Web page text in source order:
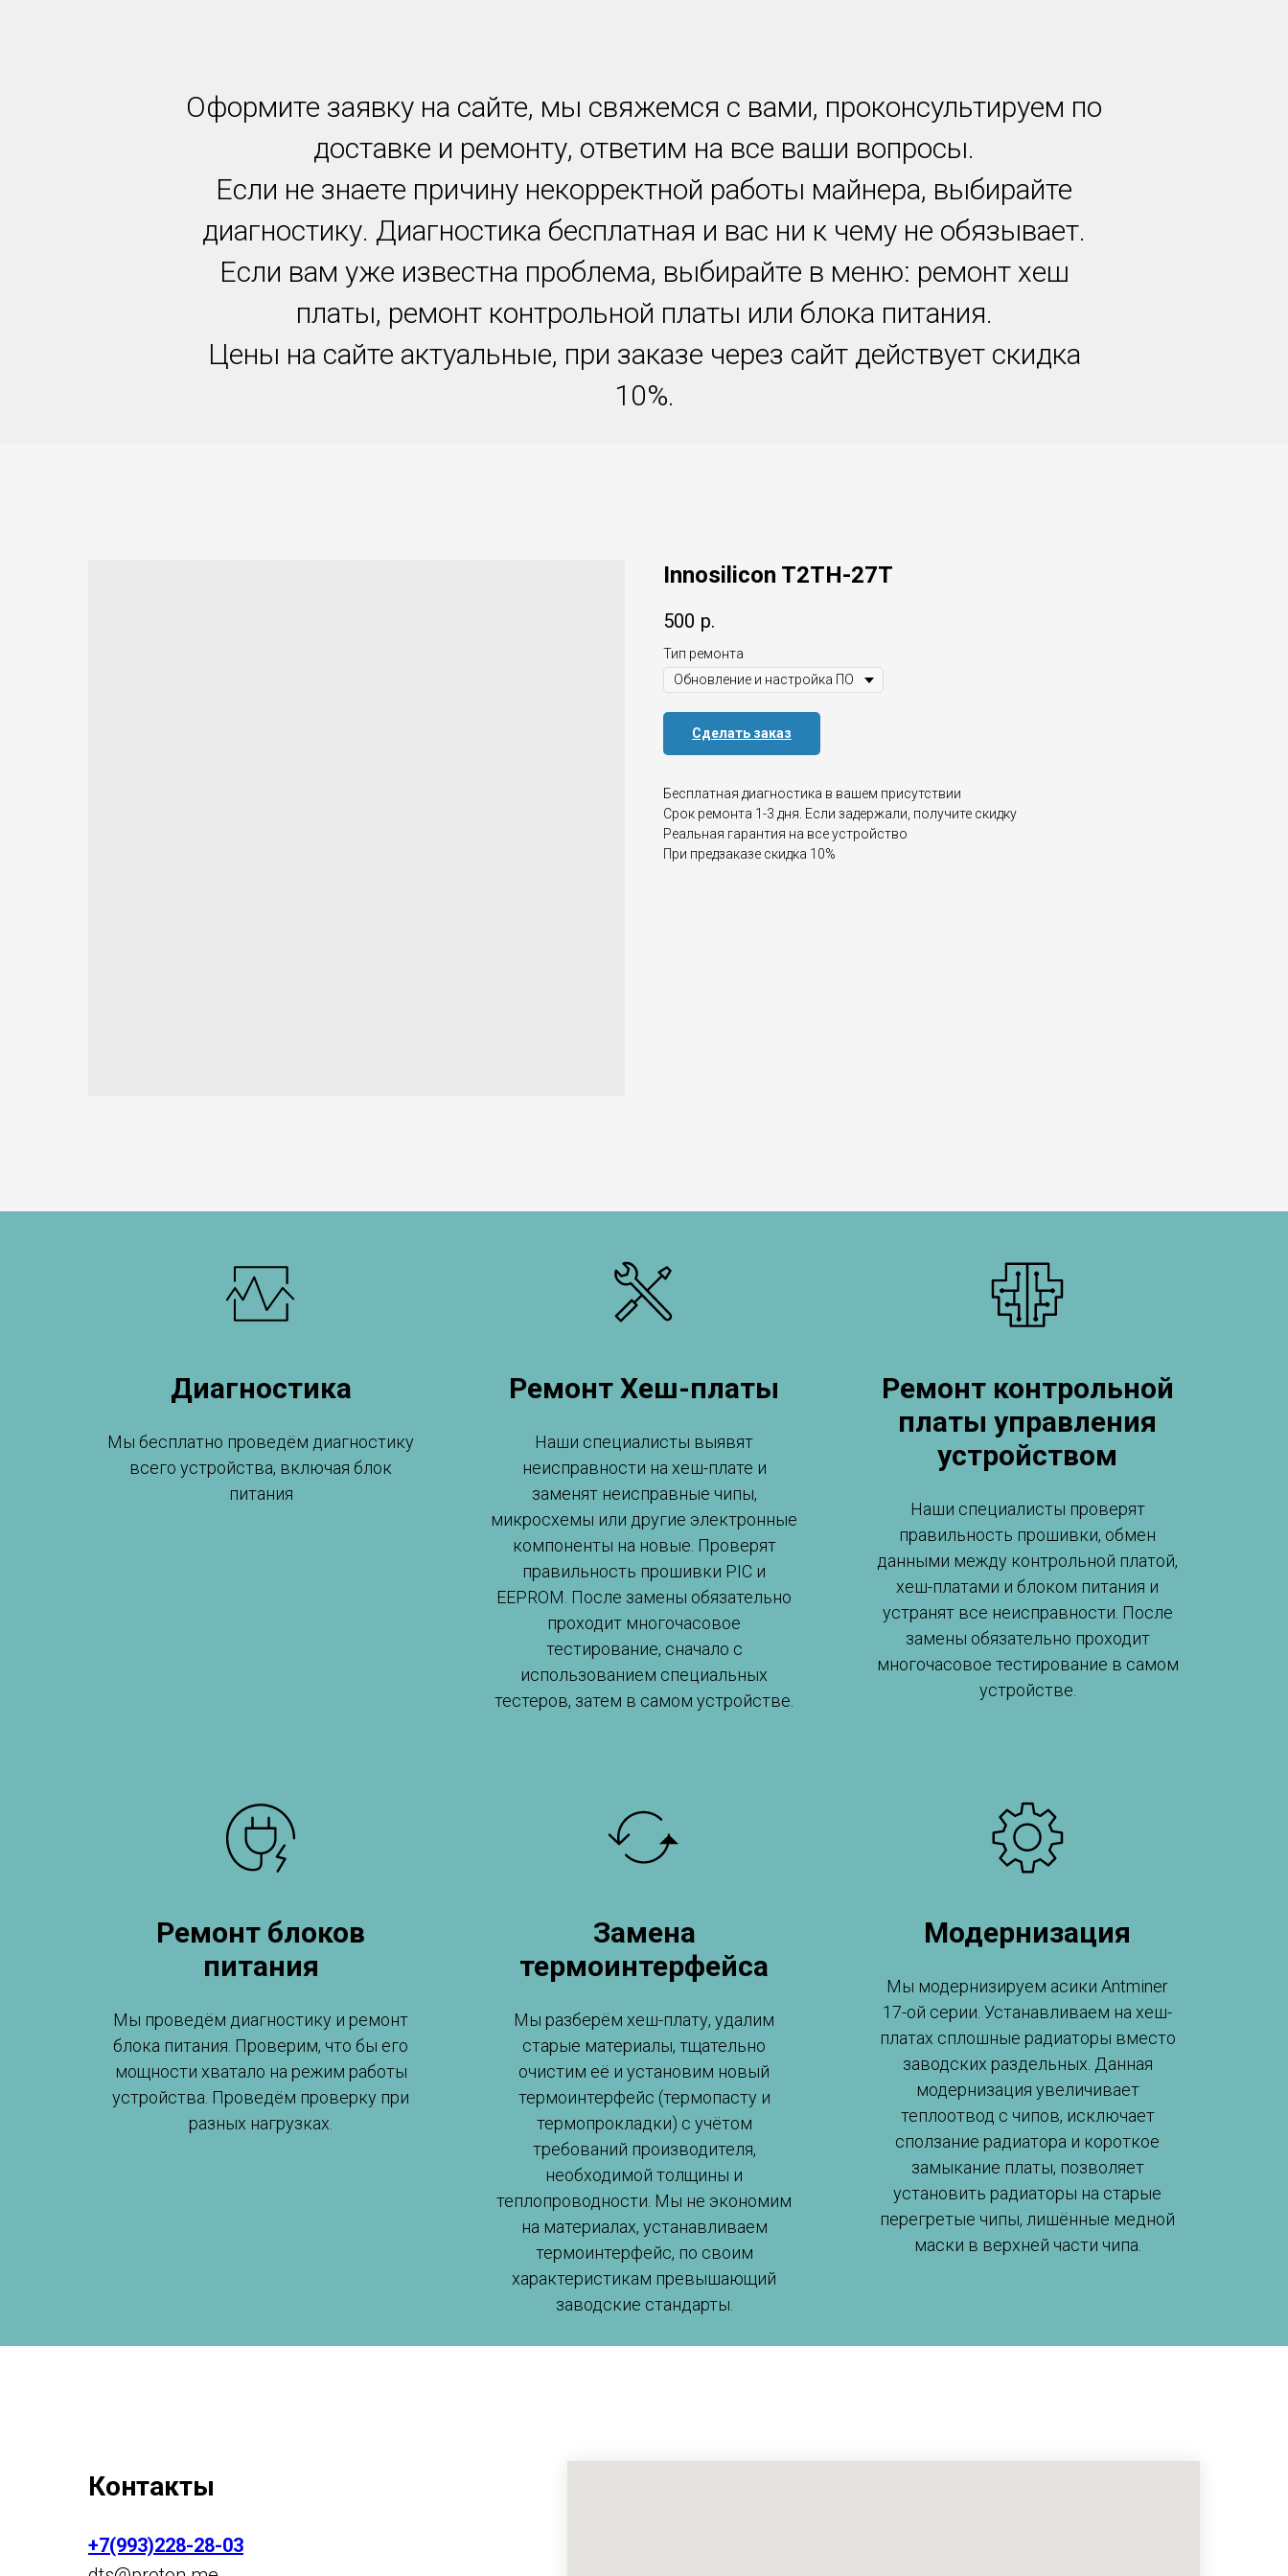
Оформите заявку на сайте, мы свяжемся с вами, проконсультируем по
доставке и ремонту, ответим на все ваши вопросы.
Если не знаете причину некорректной работы майнера, выбирайте
диагностику. Диагностика бесплатная и вас ни к чему не обязывает.
Если вам уже известна проблема, выбирайте в меню: ремонт хеш
платы, ремонт контрольной платы или блока питания.
Цены на сайте актуальные, при заказе через сайт действует скидка
10%.
Innosilicon T2TH-27T
500 р.
Тип ремонта
Сделать заказ
Бесплатная диагностика в вашем присутствии
Срок ремонта 1-3 дня. Если задержали, получите скидку
Реальная гарантия на все устройство
При предзаказе скидка 10%
Диагностика
Мы бесплатно проведём диагностику
всего устройства, включая блок
питания
Ремонт Хеш-платы
Наши специалисты выявят
неисправности на хеш-плате и
заменят неисправные чипы,
микросхемы или другие электронные
компоненты на новые. Проверят
правильность прошивки PIC и
EEPROM. После замены обязательно
проходит многочасовое
тестирование, сначало с
использованием специальных
тестеров, затем в самом устройстве.
Ремонт контрольной
платы управления
устройством
Наши специалисты проверят
правильность прошивки, обмен
данными между контрольной платой,
хеш-платами и блоком питания и
устранят все неисправности. После
замены обязательно проходит
многочасовое тестирование в самом
устройстве.
Ремонт блоков
питания
Мы проведём диагностику и ремонт
блока питания. Проверим, что бы его
мощности хватало на режим работы
устройства. Проведём проверку при
разных нагрузках.
Замена
термоинтерфейса
Мы разберём хеш-плату, удалим
старые материалы, тщательно
очистим её и установим новый
термоинтерфейс (термопасту и
термопрокладки) с учётом
требований производителя,
необходимой толщины и
теплопроводности. Мы не экономим
на материалах, устанавливаем
термоинтерфейс, по своим
характеристикам превышающий
заводские стандарты.
Модернизация
Мы модернизируем асики Antminer
17-ой серии. Устанавливаем на хеш-
платах сплошные радиаторы вместо
заводских раздельных. Данная
модернизация увеличивает
теплоотвод с чипов, исключает
сползание радиатора и короткое
замыкание платы, позволяет
установить радиаторы на старые
перегретые чипы, лишённые медной
маски в верхней части чипа.
Контакты
+7(993)228-28-03